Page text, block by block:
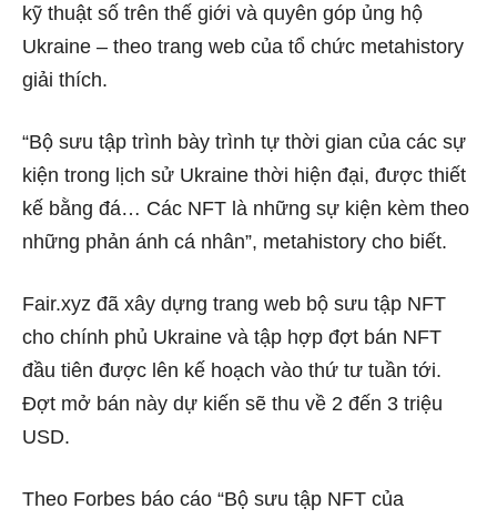
kỹ thuật số trên thế giới và quyên góp ủng hộ
Ukraine – theo trang web của tổ chức metahistory
giải thích.
“Bộ sưu tập trình bày trình tự thời gian của các sự
kiện trong lịch sử Ukraine thời hiện đại, được thiết
kế bằng đá… Các NFT là những sự kiện kèm theo
những phản ánh cá nhân”, metahistory cho biết.
Fair.xyz đã xây dựng trang web bộ sưu tập NFT
cho chính phủ Ukraine và tập hợp đợt bán NFT
đầu tiên được lên kế hoạch vào thứ tư tuần tới.
Đợt mở bán này dự kiến sẽ thu về 2 đến 3 triệu
USD.
Theo Forbes báo cáo “Bộ sưu tập NFT của